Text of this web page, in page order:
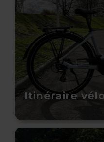
Itinéraire